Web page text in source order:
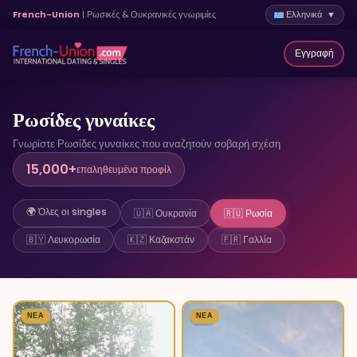
French-Union | Ρωσικές & Ουκρανικές γνωριμίες Ελληνικά ▼
Εγγραφή
Ρωσίδες γυναίκες
Γνωρίστε Ρωσίδες γυναίκες που αναζητούν σοβαρή σχέση
15,000+επαληθευμένα προφίλ
🌍 Όλες οι singles 🇺🇦 Ουκρανία
🇷🇺 Ρωσία
🇧🇾 Λευκορωσία
🇰🇿 Καζακστάν 🇫🇷 Γαλλία
3
ΝΈΑ 6
ΝΈΑ